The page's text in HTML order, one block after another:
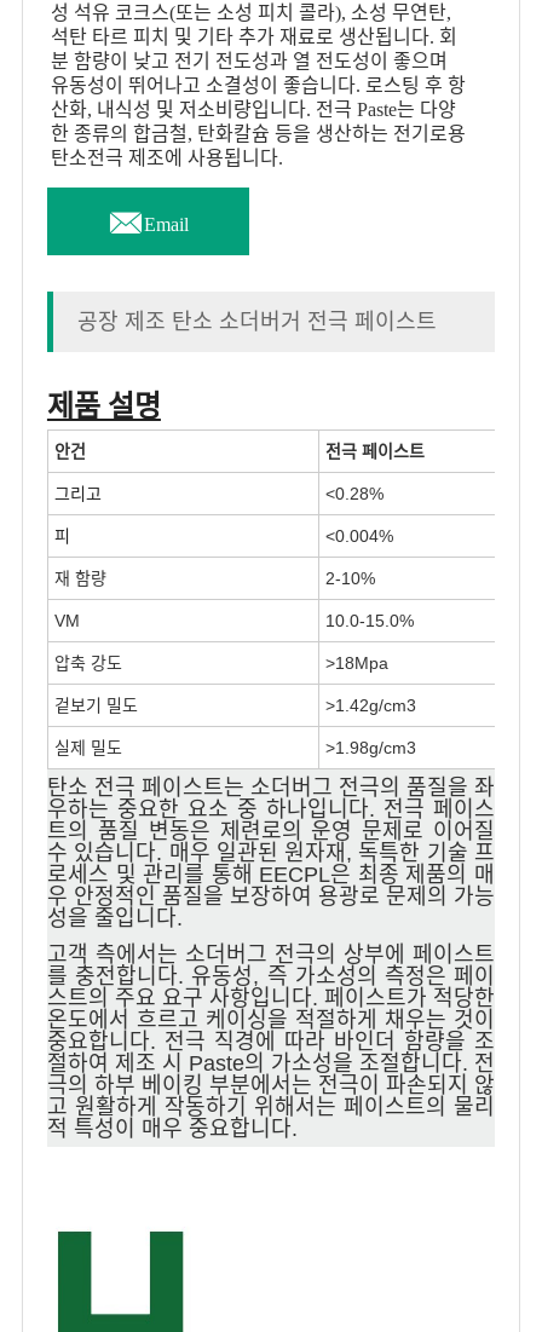
성 석유 코크스(또는 소성 피치 콜라), 소성 무연탄,
석탄 타르 피치 및 기타 추가 재료로 생산됩니다. 회
분 함량이 낮고 전기 전도성과 열 전도성이 좋으며
유동성이 뛰어나고 소결성이 좋습니다. 로스팅 후 항
산화, 내식성 및 저소비량입니다. 전극 Paste는 다양
한 종류의 합금철, 탄화칼슘 등을 생산하는 전기로용
탄소전극 제조에 사용됩니다.
Email
공장 제조 탄소 소더버거 전극 페이스트
제품 설명
안건 전극 페이스트
그리고 <0.28%
피 <0.004%
재 함량 2-10%
VM 10.0-15.0%
압축 강도 >18Mpa
겉보기 밀도 >1.42g/cm3
실제 밀도 >1.98g/cm3
탄소 전극 페이스트는 소더버그 전극의 품질을 좌
우하는 중요한 요소 중 하나입니다. 전극 페이스
트의 품질 변동은 제련로의 운영 문제로 이어질
수 있습니다. 매우 일관된 원자재, 독특한 기술 프
로세스 및 관리를 통해 EECPL은 최종 제품의 매
우 안정적인 품질을 보장하여 용광로 문제의 가능
성을 줄입니다.
고객 측에서는 소더버그 전극의 상부에 페이스트
를 충전합니다. 유동성, 즉 가소성의 측정은 페이
스트의 주요 요구 사항입니다. 페이스트가 적당한
온도에서 흐르고 케이싱을 적절하게 채우는 것이
중요합니다. 전극 직경에 따라 바인더 함량을 조
절하여 제조 시 Paste의 가소성을 조절합니다. 전
극의 하부 베이킹 부분에서는 전극이 파손되지 않
고 원활하게 작동하기 위해서는 페이스트의 물리
적 특성이 매우 중요합니다.